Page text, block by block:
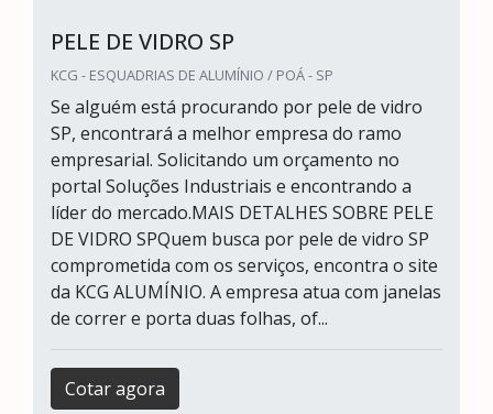
PELE DE VIDRO SP
KCG - ESQUADRIAS DE ALUMÍNIO / POÁ - SP
Se alguém está procurando por pele de vidro
SP, encontrará a melhor empresa do ramo
empresarial. Solicitando um orçamento no
portal Soluções Industriais e encontrando a
líder do mercado.MAIS DETALHES SOBRE PELE
DE VIDRO SPQuem busca por pele de vidro SP
comprometida com os serviços, encontra o site
da KCG ALUMÍNIO. A empresa atua com janelas
de correr e porta duas folhas, of...
Cotar agora